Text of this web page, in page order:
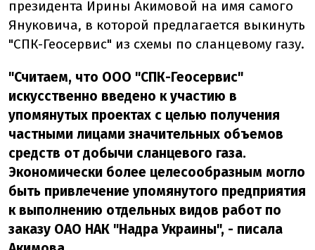
президента Ирины Акимовой на имя самого
Януковича, в которой предлагается выкинуть
"СПК-Геосервис" из схемы по сланцевому газу.
"Считаем, что ООО "СПК-Геосервис"
искусственно введено к участию в
упомянутых проектах с целью получения
частными лицами значительных объемов
средств от добычи сланцевого газа.
Экономически более целесообразным могло
быть привлечение упомянутого предприятия
к выполнению отдельных видов работ по
заказу ОАО НАК "Надра Украины", - писала